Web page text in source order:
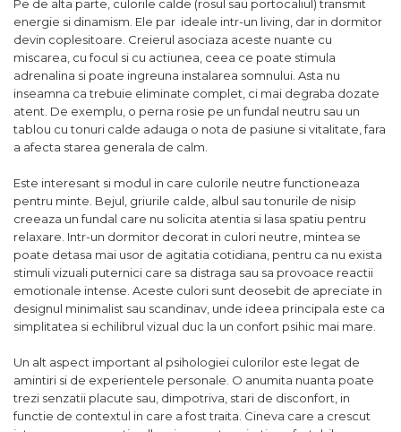
Pe de alta parte, culorile calde (rosul sau portocaliul) transmit
energie si dinamism. Ele par ideale intr-un living, dar in dormitor
devin coplesitoare. Creierul asociaza aceste nuante cu
miscarea, cu focul si cu actiunea, ceea ce poate stimula
adrenalina si poate ingreuna instalarea somnului. Asta nu
inseamna ca trebuie eliminate complet, ci mai degraba dozate
atent. De exemplu, o perna rosie pe un fundal neutru sau un
tablou cu tonuri calde adauga o nota de pasiune si vitalitate, fara
a afecta starea generala de calm.
Este interesant si modul in care culorile neutre functioneaza
pentru minte. Bejul, griurile calde, albul sau tonurile de nisip
creeaza un fundal care nu solicita atentia si lasa spatiu pentru
relaxare. Intr-un dormitor decorat in culori neutre, mintea se
poate detasa mai usor de agitatia cotidiana, pentru ca nu exista
stimuli vizuali puternici care sa distraga sau sa provoace reactii
emotionale intense. Aceste culori sunt deosebit de apreciate in
designul minimalist sau scandinav, unde ideea principala este ca
simplitatea si echilibrul vizual duc la un confort psihic mai mare.
Un alt aspect important al psihologiei culorilor este legat de
amintiri si de experientele personale. O anumita nuanta poate
trezi senzatii placute sau, dimpotriva, stari de disconfort, in
functie de contextul in care a fost traita. Cineva care a crescut